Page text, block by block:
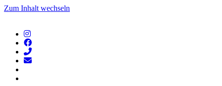
Zum Inhalt wechseln